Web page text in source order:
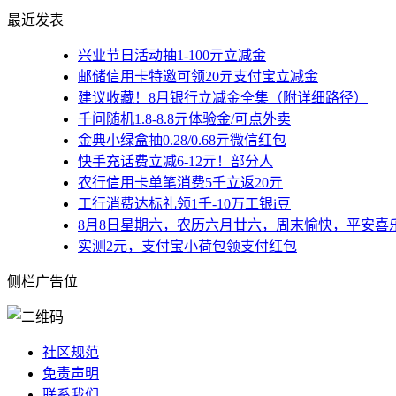
最近发表
兴业节日活动抽1-100亓立减金
邮储信用卡特邀可领20亓支付宝立减金
建议收藏！8月银行立减金全集（附详细路径）
千问随机1.8-8.8亓体验金/可点外卖
金典小绿盒抽0.28/0.68亓微信红包
快手充话费立减6-12亓！部分人
农行信用卡单笔消费5千立返20亓
工行消费达标礼领1千-10万工银i豆
8月8日星期六，农历六月廿六，周末愉快，平安喜
实测2元，支付宝小荷包领支付红包
侧栏广告位
社区规范
免责声明